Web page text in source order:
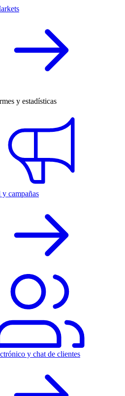
y estadísticas
campañas
y chat de clientes